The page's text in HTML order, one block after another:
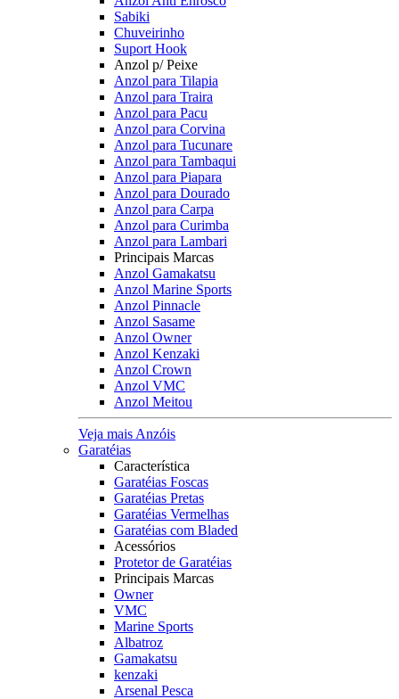
Sabiki
Chuveirinho
Suport Hook
Anzol p/ Peixe
Anzol para Tilapia
Anzol para Traira
Anzol para Pacu
Anzol para Corvina
Anzol para Tucunare
Anzol para Tambaqui
Anzol para Piapara
Anzol para Dourado
Anzol para Carpa
Anzol para Curimba
Anzol para Lambari
Principais Marcas
Anzol Gamakatsu
Anzol Marine Sports
Anzol Pinnacle
Anzol Sasame
Anzol Owner
Anzol Kenzaki
Anzol Crown
Anzol VMC
Anzol Meitou
Veja mais Anzóis
Garatéias
Característica
Garatéias Foscas
Garatéias Pretas
Garatéias Vermelhas
Garatéias com Bladed
Acessórios
Protetor de Garatéias
Principais Marcas
Owner
VMC
Marine Sports
Albatroz
Gamakatsu
kenzaki
Arsenal Pesca